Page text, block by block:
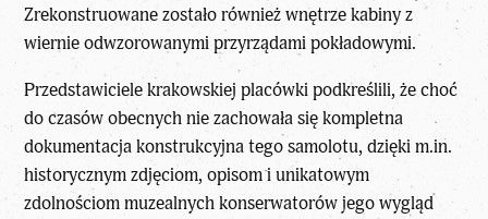
Zrekonstruowane zostało również wnętrze kabiny z
wiernie odwzorowanymi przyrządami pokładowymi.
Przedstawiciele krakowskiej placówki podkreślili, że choć
do czasów obecnych nie zachowała się kompletna
dokumentacja konstrukcyjna tego samolotu, dzięki m.in.
historycznym zdjęciom, opisom i unikatowym
zdolnościom muzealnych konserwatorów jego wygląd